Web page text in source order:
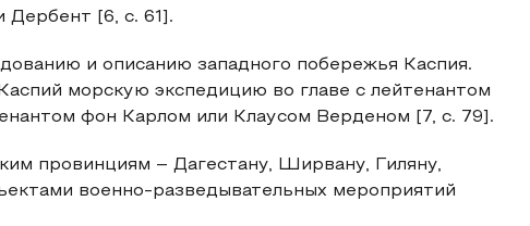
Дербент [6, с. 61].
и описанию западного побережья Каспия.
морскую экспедицию во главе с лейтенантом
фон Карлом или Клаусом Верденом [7, с. 79].
провинциям – Дагестану, Ширвану, Гиляну,
военно-разведывательных мероприятий